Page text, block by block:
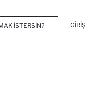
GIRIŞ